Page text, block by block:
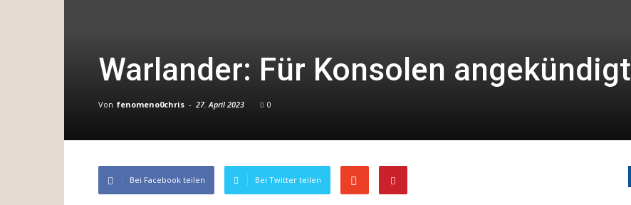
Warlander: Für Konsolen angekündigt
Von fenomeno0chris - 27. April 2023 0
Bei Facebook teilen Bei Twitter teilen